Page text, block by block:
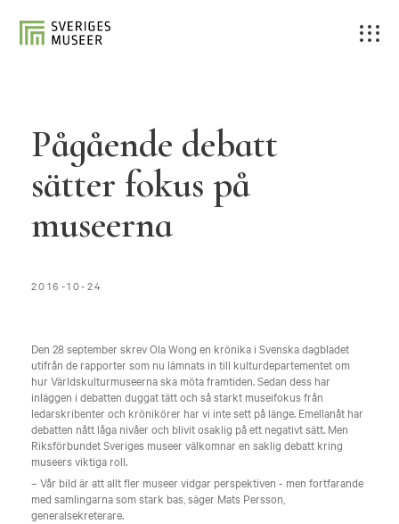
Pågående debatt
sätter fokus på
museerna
2016-10-24
Den 28 september skrev Ola Wong en krönika i Svenska dagbladet
utifrån de rapporter som nu lämnats in till kulturdepartementet om
hur Världskulturmuseerna ska möta framtiden. Sedan dess har
inläggen i debatten duggat tätt och så starkt museifokus från
ledarskribenter och krönikörer har vi inte sett på länge. Emellanåt har
debatten nått låga nivåer och blivit osaklig på ett negativt sätt. Men
Riksförbundet Sveriges museer välkomnar en saklig debatt kring
museers viktiga roll.
– Vår bild är att allt fler museer vidgar perspektiven - men fortfarande
med samlingarna som stark bas, säger Mats Persson,
generalsekreterare.